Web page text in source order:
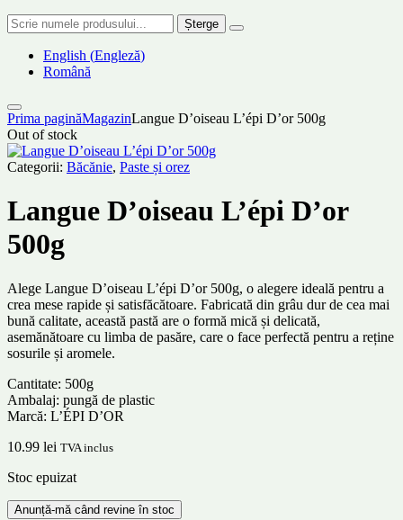
Șterge
English (Engleză)
Română
Prima paginăMagazinLangue D’oiseau L’épi D’or 500g
Out of stock
Categorii: Băcănie, Paste și orez
Langue D’oiseau L’épi D’or
500g
Alege Langue D’oiseau L’épi D’or 500g, o alegere ideală pentru a
crea mese rapide și satisfăcătoare. Fabricată din grâu dur de cea mai
bună calitate, această pastă are o formă mică și delicată,
asemănătoare cu limba de pasăre, care o face perfectă pentru a reține
sosurile și aromele.
Cantitate: 500g
Ambalaj: pungă de plastic
Marcă: L’ÉPI D’OR
10.99 lei TVA inclus
Stoc epuizat